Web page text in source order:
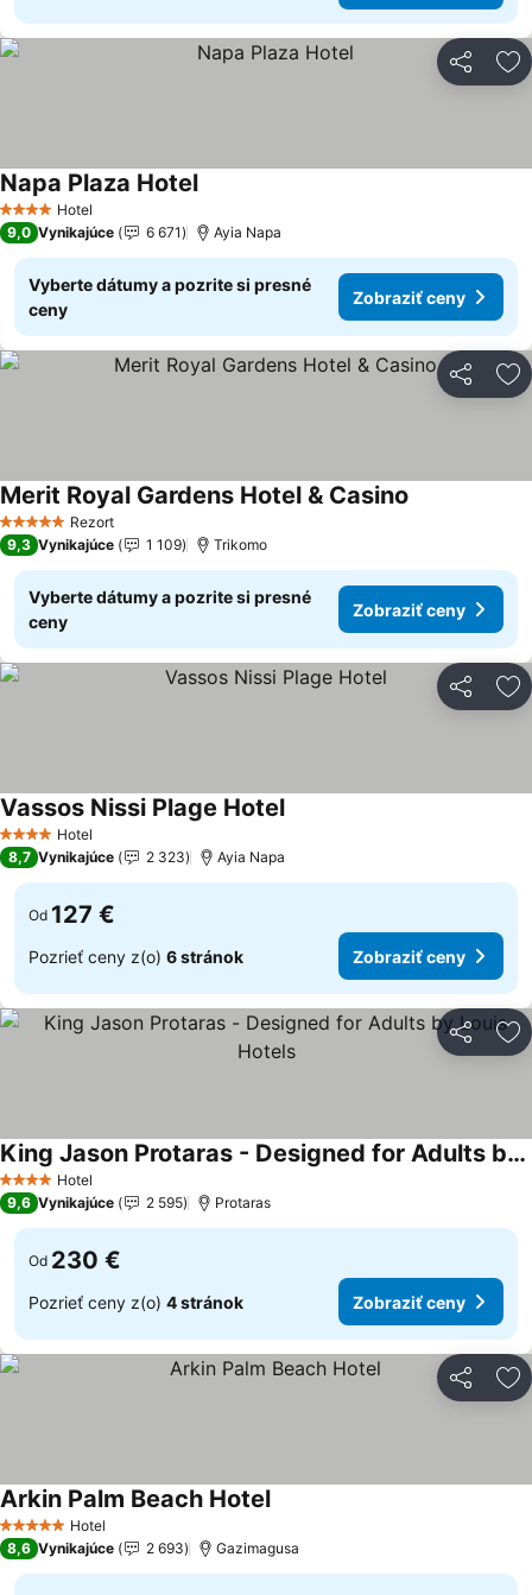
Zdieľať
4 Počet hviezdičiek
Hotel
Napa Plaza Hotel
9,0 Vynikajúce 6 671 Ayia Napa
Vyberte dátumy a pozrite si presné
ceny
Zobraziť ceny
Zdieľať
5 Počet hviezdičiek
Rezort
Merit Royal Gardens Hotel & Casino
9,3 Vynikajúce 1 109 Trikomo
Vyberte dátumy a pozrite si presné
ceny
Zobraziť ceny
Zdieľať
4 Počet hviezdičiek
Hotel
Vassos Nissi Plage Hotel
8,7 Vynikajúce 2 323 Ayia Napa
Od 127 €
Pozrieť ceny z(o) 6 stránok Zobraziť ceny
Zdieľať
4 Počet hviezdičiek
Hotel
King Jason Protaras - Designed for Adults by Louis Hotels
9,6 Vynikajúce 2 595 Protaras
Od 230 €
Pozrieť ceny z(o) 4 stránok Zobraziť ceny
Zdieľať
5 Počet hviezdičiek
Hotel
Arkin Palm Beach Hotel
8,6 Vynikajúce 2 693 Gazimagusa